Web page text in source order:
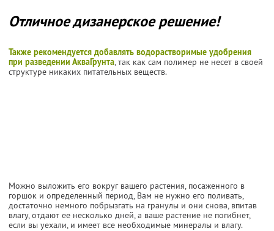
Отличное дизанерское решение!
Также рекомендуется добавлять водорастворимые удобрения
при разведении АкваГрунта, так как сам полимер не несет в своей
структуре никаких питательных веществ.
Можно выложить его вокруг вашего растения, посаженного в
горшок и определенный период, Вам не нужно его поливать,
достаточно немного побрызгать на гранулы и они снова, впитав
влагу, отдают ее несколько дней, а ваше растение не погибнет,
если вы уехали, и имеет все необходимые минералы и влагу.